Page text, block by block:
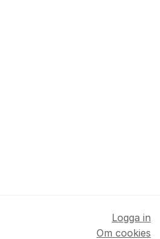
Logga in
Om cookies